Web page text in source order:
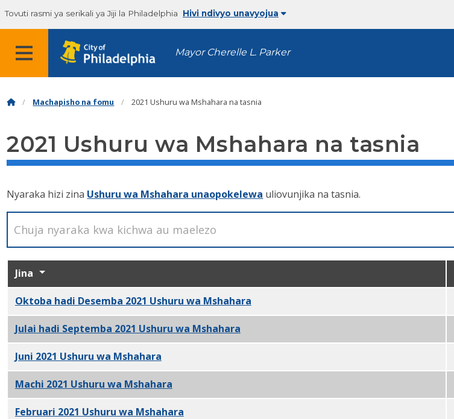
Tovuti rasmi ya serikali ya Jiji la Philadelphia Hivi ndivyo unavyojua
Mayor Cherelle L. Parker
Machapisho na fomu 2021 Ushuru wa Mshahara na tasnia
2021 Ushuru wa Mshahara na tasnia
Nyaraka hizi zina Ushuru wa Mshahara unaopokelewa uliovunjika na tasnia.
Jina
Oktoba hadi Desemba 2021 Ushuru wa Mshahara
Julai hadi Septemba 2021 Ushuru wa Mshahara
Juni 2021 Ushuru wa Mshahara
Machi 2021 Ushuru wa Mshahara
Februari 2021 Ushuru wa Mshahara